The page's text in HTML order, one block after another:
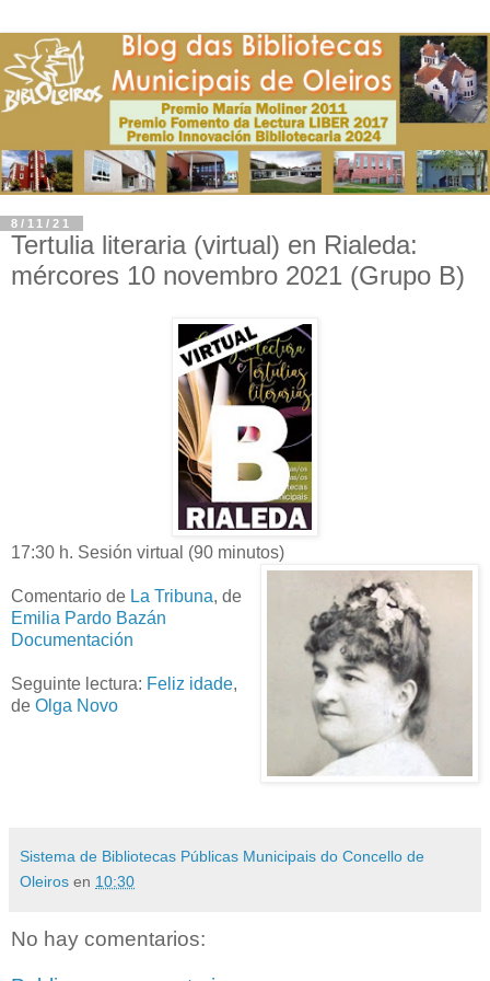
8/11/21
Tertulia literaria (virtual) en Rialeda:
mércores 10 novembro 2021 (Grupo B)
17:30 h. Sesión virtual (90 minutos)
Comentario de La Tribuna, de
Emilia Pardo Bazán
Documentación
Seguinte lectura: Feliz idade,
de Olga Novo
Sistema de Bibliotecas Públicas Municipais do Concello de
Oleiros en 10:30
No hay comentarios: